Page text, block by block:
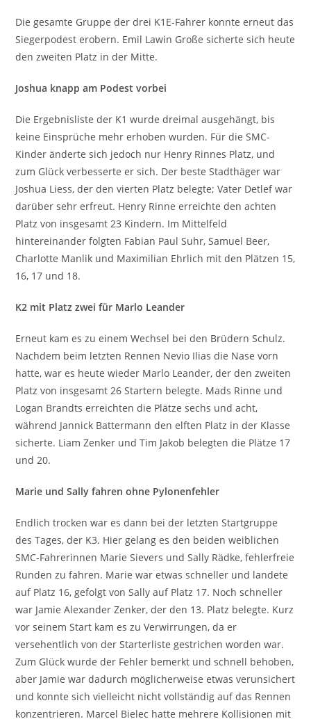
Die gesamte Gruppe der drei K1E-Fahrer konnte erneut das
Siegerpodest erobern. Emil Lawin Große sicherte sich heute
den zweiten Platz in der Mitte.
Joshua knapp am Podest vorbei
Die Ergebnisliste der K1 wurde dreimal ausgehängt, bis
keine Einsprüche mehr erhoben wurden. Für die SMC-
Kinder änderte sich jedoch nur Henry Rinnes Platz, und
zum Glück verbesserte er sich. Der beste Stadthäger war
Joshua Liess, der den vierten Platz belegte; Vater Detlef war
darüber sehr erfreut. Henry Rinne erreichte den achten
Platz von insgesamt 23 Kindern. Im Mittelfeld
hintereinander folgten Fabian Paul Suhr, Samuel Beer,
Charlotte Manlik und Maximilian Ehrlich mit den Plätzen 15,
16, 17 und 18.
K2 mit Platz zwei für Marlo Leander
Erneut kam es zu einem Wechsel bei den Brüdern Schulz.
Nachdem beim letzten Rennen Nevio Ilias die Nase vorn
hatte, war es heute wieder Marlo Leander, der den zweiten
Platz von insgesamt 26 Startern belegte. Mads Rinne und
Logan Brandts erreichten die Plätze sechs und acht,
während Jannick Battermann den elften Platz in der Klasse
sicherte. Liam Zenker und Tim Jakob belegten die Plätze 17
und 20.
Marie und Sally fahren ohne Pylonenfehler
Endlich trocken war es dann bei der letzten Startgruppe
des Tages, der K3. Hier gelang es den beiden weiblichen
SMC-Fahrerinnen Marie Sievers und Sally Rädke, fehlerfreie
Runden zu fahren. Marie war etwas schneller und landete
auf Platz 16, gefolgt von Sally auf Platz 17. Noch schneller
war Jamie Alexander Zenker, der den 13. Platz belegte. Kurz
vor seinem Start kam es zu Verwirrungen, da er
versehentlich von der Starterliste gestrichen worden war.
Zum Glück wurde der Fehler bemerkt und schnell behoben,
aber Jamie war dadurch möglicherweise etwas verunsichert
und konnte sich vielleicht nicht vollständig auf das Rennen
konzentrieren. Marcel Bielec hatte mehrere Kollisionen mit